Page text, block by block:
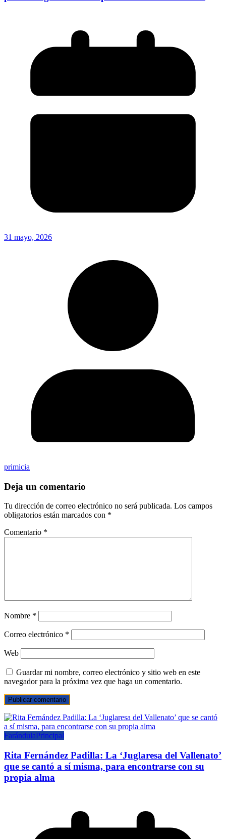
31 mayo, 2026
primicia
Deja un comentario
Tu dirección de correo electrónico no será publicada. Los campos
obligatorios están marcados con *
Comentario *
Nombre *
Correo electrónico *
Web
Guardar mi nombre, correo electrónico y sitio web en este
navegador para la próxima vez que haga un comentario.
FarándulaPrincipal
Rita Fernández Padilla: La ‘Juglaresa del Vallenato’
que se cantó a sí misma, para encontrarse con su
propia alma